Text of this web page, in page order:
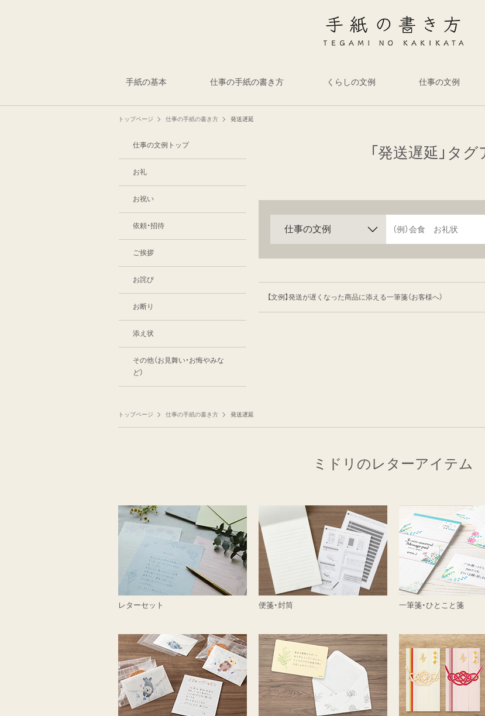
手紙の基本 仕事の手紙の書き方 くらしの文例 仕事の文例
トップページ 仕事の手紙の書き方 発送遅延
「発送遅延」タ
【文例】発送が遅くなった商品に添える一筆箋（お客様へ）
仕事の文例トップ
お礼
お祝い
依頼・招待
ご挨拶
お詫び
お断り
添え状
その他（お見舞い・お悔やみな
ど）
トップページ 仕事の手紙の書き方 発送遅延
ミドリのレターアイテム
レターセット 便箋・封筒 一筆箋・ひとこと箋